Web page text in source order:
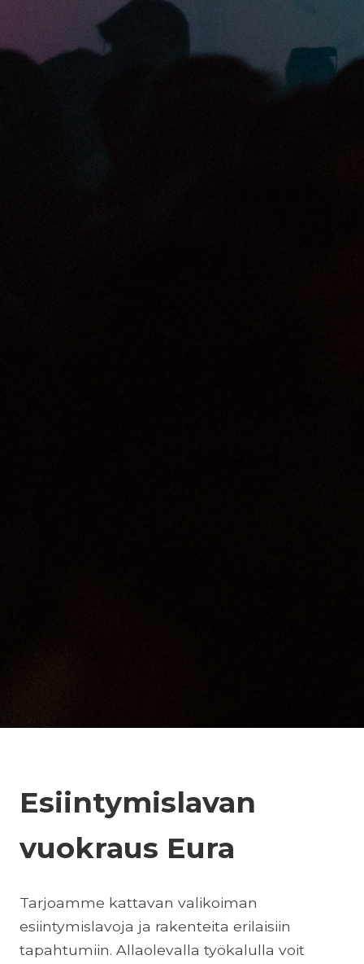
Esiintymislavan
vuokraus Eura
Tarjoamme kattavan valikoiman
esiintymislavoja ja rakenteita erilaisiin
tapahtumiin. Allaolevalla työkalulla voit